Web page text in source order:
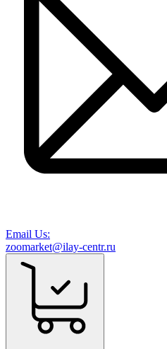
Email Us:
zoomarket@ilay-centr.ru